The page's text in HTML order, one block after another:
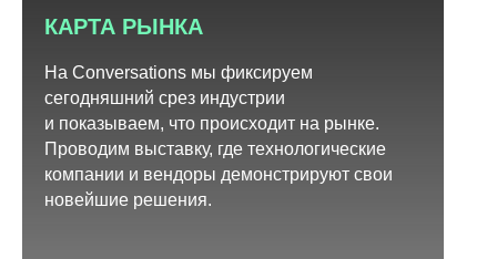
КАРТА РЫНКА
На Conversations мы фиксируем
сегодняшний срез индустрии
и показываем, что происходит на рынке.
Проводим выставку, где технологические
компании и вендоры демонстрируют свои
новейшие решения.